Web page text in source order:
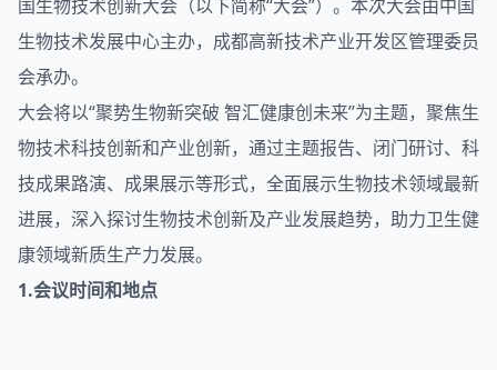
国生物技术创新大会（以下简称“大会”）。本次大会由中国
生物技术发展中心主办，成都高新技术产业开发区管理委员
会承办。
大会将以“聚势生物新突破 智汇健康创未来”为主题，聚焦生
物技术科技创新和产业创新，通过主题报告、闭门研讨、科
技成果路演、成果展示等形式，全面展示生物技术领域最新
进展，深入探讨生物技术创新及产业发展趋势，助力卫生健
康领域新质生产力发展。
1.会议时间和地点